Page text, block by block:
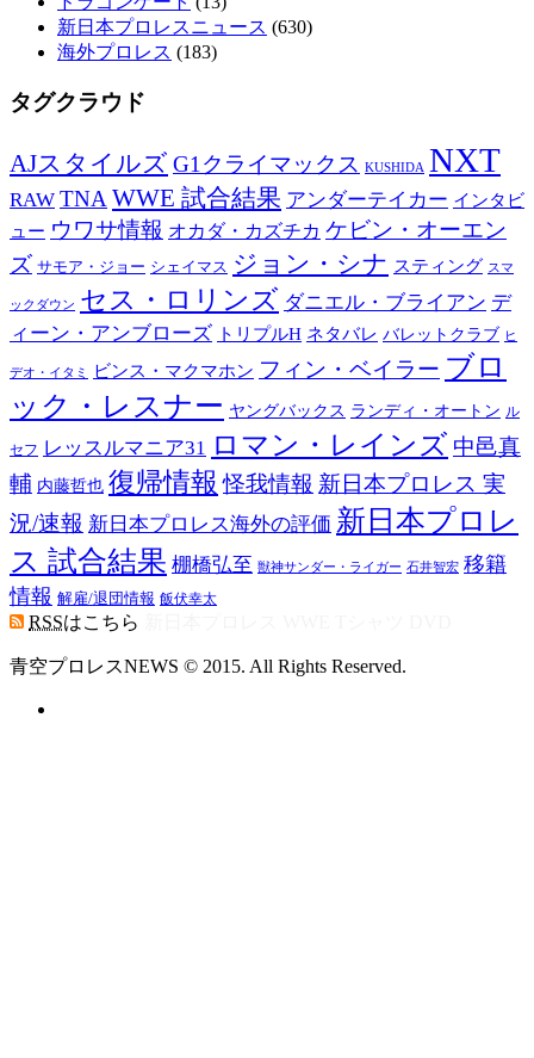
新日本プロレスニュース (630)
海外プロレス (183)
タグクラウド
AJスタイルズ G1クライマックス KUSHIDA NXT
RAW TNA WWE 試合結果 アンダーテイカー インタビ
ュー ウワサ情報 オカダ・カズチカ ケビン・オーエン
ズ サモア・ジョー シェイマス ジョン・シナ スティング スマ
ックダウン セス・ロリンズ ダニエル・ブライアン デ
ィーン・アンブローズ トリプルH ネタバレ バレットクラブ ヒ
デオ・イタミ ビンス・マクマホン フィン・ベイラー ブロ
ック・レスナー ヤングバックス ランディ・オートン ル
セフ レッスルマニア31 ロマン・レインズ 中邑真
輔 内藤哲也 復帰情報 怪我情報 新日本プロレス 実
況/速報 新日本プロレス海外の評価 新日本プロレ
ス 試合結果 棚橋弘至 獣神サンダー・ライガー 石井智宏 移籍
情報 解雇/退団情報 飯伏幸太
RSSはこちら
青空プロレスNEWS © 2015. All Rights Reserved.